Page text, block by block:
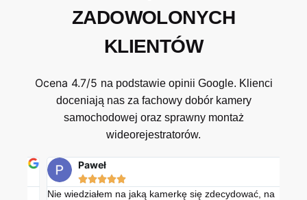
ZADOWOLONYCH
KLIENTÓW
Ocena 4.7/5 na podstawie opinii Google. Klienci
doceniają nas za fachowy dobór kamery
samochodowej oraz sprawny montaż
wideorejestratorów.
Paweł
 
Nie wiedziałem na jaką kamerkę się zdecydować, na